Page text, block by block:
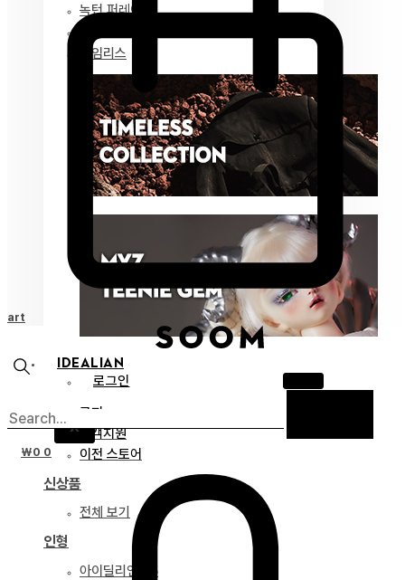
녹턴 퍼레이드
타임리스
IDEALIAN
로그인
X
공지
고객지원
이전 스토어
신상품
전체 보기
인형
아이딜리언 75
₩0 0